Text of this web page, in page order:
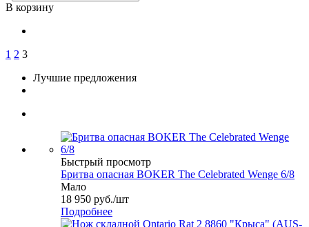
В корзину
1 2 3
Лучшие предложения
Быстрый просмотр
Бритва опасная BOKER The Celebrated Wenge 6/8
Мало
18 950 руб./шт
Подробнее